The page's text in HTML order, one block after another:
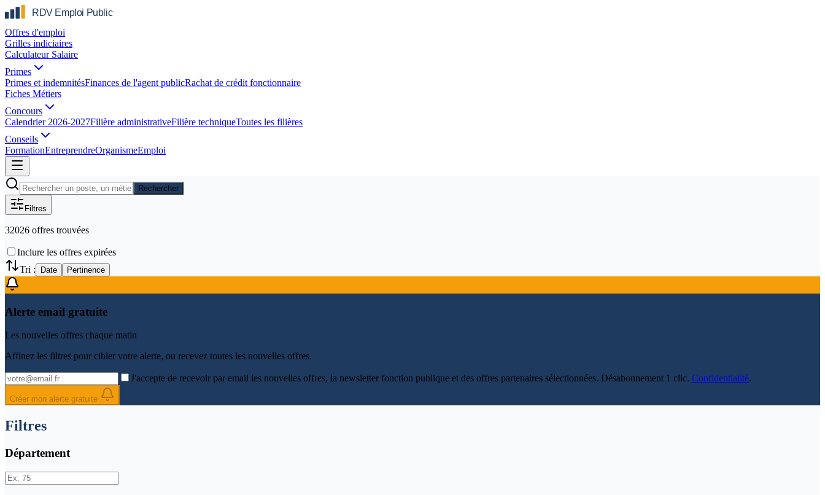
Offres d'emploi
Grilles indiciaires
Calculateur Salaire
Primes
Primes et indemnitésFinances de l'agent publicRachat de crédit fonctionnaire
Fiches Métiers
Concours
Calendrier 2026-2027Filière administrativeFilière techniqueToutes les filières
Conseils
FormationEntreprendreOrganismeEmploi
Rechercher
Filtres
32026 offres trouvées
Inclure les offres expirées
Tri :
Date Pertinence
Alerte email gratuite
Les nouvelles offres chaque matin
Affinez les filtres pour cibler votre alerte, ou recevez toutes les nouvelles offres.
J'accepte de recevoir par email les nouvelles offres, la newsletter fonction publique et des offres partenaires sélectionnées. Désabonnement 1 clic. Confidentialité.
Créer mon alerte gratuite
Filtres
Département